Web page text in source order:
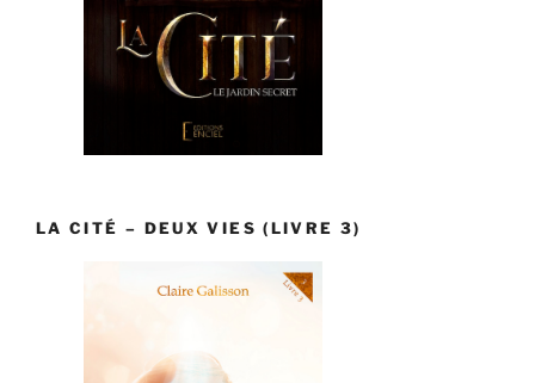
LA CITÉ – DEUX VIES (LIVRE 3)